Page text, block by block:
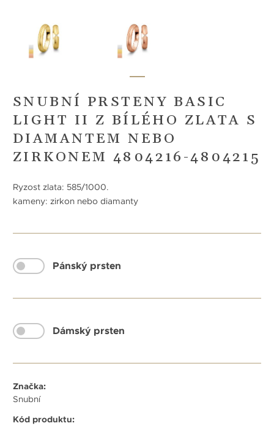
SNUBNÍ PRSTENY BASIC
LIGHT II Z BÍLÉHO ZLATA S
DIAMANTEM NEBO
ZIRKONEM 4804216-4804215
Ryzost zlata: 585/1000.
kameny: zirkon nebo diamanty
Pánský prsten
Dámský prsten
Značka:
Snubní
Kód produktu: